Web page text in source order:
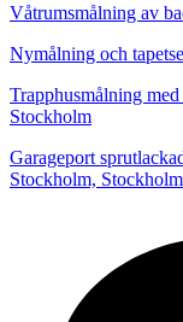
Våtrumsmålning av
Nymålning och
Trapphusmålning
Stockholm
Garageport
Stockholm,